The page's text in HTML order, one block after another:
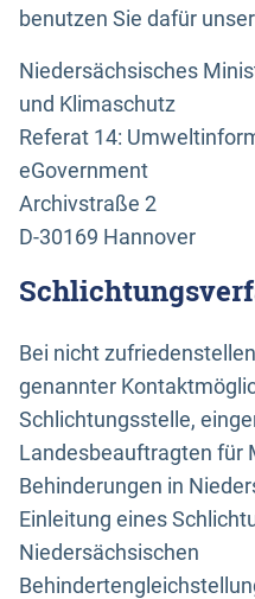
benutzen Sie dafür unser
Niedersächsisches
und Klimaschutz
Referat 14:
eGovernment
Archivstraße 2
D-30169 Hannover
Bei nicht
genannter
Schlichtungsstelle,
Landesbeauftragten für
Behinderungen in
Einleitung eines
Niedersächsischen